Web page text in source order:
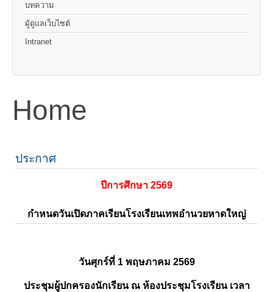
บทความ
ผู้ดูแลเว็บไซต์
Intranet
Home
ประกาศ
ปีการศึกษา 2569
กำหนดวันเปิดภาคเรียนโรงเรียนเทพอำนวยหาดใหญ่
วันศุกร์ที่ 1 พฤษภาคม 2569
ประชุมผู้ปกครองนักเรียน ณ ห้องประชุมโรงเรียน เวลา